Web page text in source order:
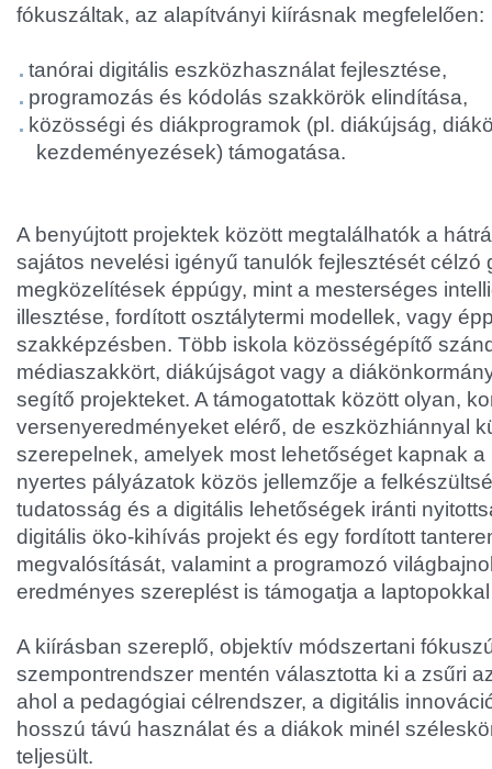
fókuszáltak, az alapítványi kiírásnak megfelelően:
tanórai digitális eszközhasználat fejlesztése,
programozás és kódolás szakkörök elindítása,
közösségi és diákprogramok (pl. diákújság,
kezdeményezések) támogatása.
A benyújtott projektek között megtalálhatók a
sajátos nevelési igényű tanulók fejlesztését célzó
megközelítések éppúgy, mint a mesterséges
illesztése, fordított osztálytermi modellek, vagy
szakképzésben. Több iskola közösségépítő
médiaszakkört, diákújságot vagy a
segítő projekteket. A támogatottak között olyan,
versenyeredményeket elérő, de eszközhiánnyal
szerepelnek, amelyek most lehetőséget kapnak a
nyertes pályázatok közös jellemzője a
tudatosság és a digitális lehetőségek iránti
digitális öko-kihívás projekt és egy fordított
megvalósítását, valamint a programozó
eredményes szereplést is támogatja a
A kiírásban szereplő, objektív módszertani
szempontrendszer mentén választotta ki a zsűri
ahol a pedagógiai célrendszer, a digitális
hosszú távú használat és a diákok minél
teljesült.